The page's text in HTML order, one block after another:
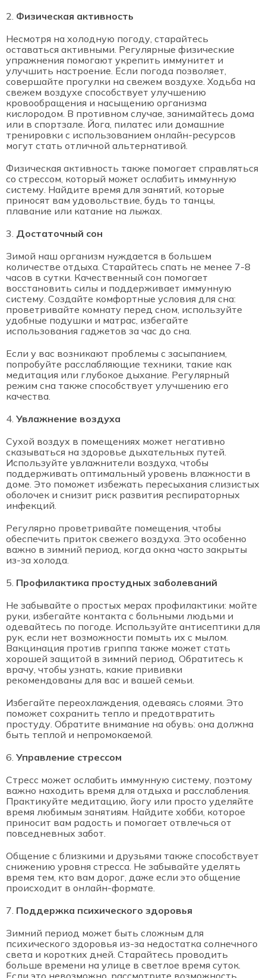
Физическая активность
Несмотря на холодную погоду, старайтесь
оставаться активными. Регулярные физические
упражнения помогают укрепить иммунитет и
улучшить настроение. Если погода позволяет,
совершайте прогулки на свежем воздухе. Ходьба на
свежем воздухе способствует улучшению
кровообращения и насыщению организма
кислородом. В противном случае, занимайтесь дома
или в спортзале. Йога, пилатес или домашние
тренировки с использованием онлайн-ресурсов
могут стать отличной альтернативой.
Физическая активность также помогает справляться
со стрессом, который может ослабить иммунную
систему. Найдите время для занятий, которые
приносят вам удовольствие, будь то танцы,
плавание или катание на лыжах.
Достаточный сон
Зимой наш организм нуждается в большем
количестве отдыха. Старайтесь спать не менее 7-8
часов в сутки. Качественный сон помогает
восстановить силы и поддерживает иммунную
систему. Создайте комфортные условия для сна:
проветривайте комнату перед сном, используйте
удобные подушки и матрас, избегайте
использования гаджетов за час до сна.
Если у вас возникают проблемы с засыпанием,
попробуйте расслабляющие техники, такие как
медитация или глубокое дыхание. Регулярный
режим сна также способствует улучшению его
качества.
Увлажнение воздуха
Сухой воздух в помещениях может негативно
сказываться на здоровье дыхательных путей.
Используйте увлажнители воздуха, чтобы
поддерживать оптимальный уровень влажности в
доме. Это поможет избежать пересыхания слизистых
оболочек и снизит риск развития респираторных
инфекций.
Регулярно проветривайте помещения, чтобы
обеспечить приток свежего воздуха. Это особенно
важно в зимний период, когда окна часто закрыты
из-за холода.
Профилактика простудных заболеваний
Не забывайте о простых мерах профилактики: мойте
руки, избегайте контакта с больными людьми и
одевайтесь по погоде. Используйте антисептики для
рук, если нет возможности помыть их с мылом.
Вакцинация против гриппа также может стать
хорошей защитой в зимний период. Обратитесь к
врачу, чтобы узнать, какие прививки
рекомендованы для вас и вашей семьи.
Избегайте переохлаждения, одеваясь слоями. Это
поможет сохранить тепло и предотвратить
простуду. Обратите внимание на обувь: она должна
быть теплой и непромокаемой.
Управление стрессом
Стресс может ослабить иммунную систему, поэтому
важно находить время для отдыха и расслабления.
Практикуйте медитацию, йогу или просто уделяйте
время любимым занятиям. Найдите хобби, которое
приносит вам радость и помогает отвлечься от
повседневных забот.
Общение с близкими и друзьями также способствует
снижению уровня стресса. Не забывайте уделять
время тем, кто вам дорог, даже если это общение
происходит в онлайн-формате.
Поддержка психического здоровья
Зимний период может быть сложным для
психического здоровья из-за недостатка солнечного
света и коротких дней. Старайтесь проводить
больше времени на улице в светлое время суток.
Если это невозможно, рассмотрите возможность